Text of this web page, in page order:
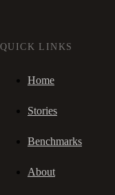
QUICK LINKS
Home
Stories
Benchmarks
About